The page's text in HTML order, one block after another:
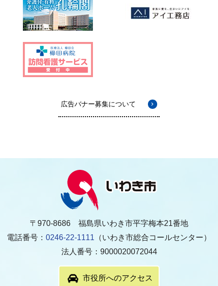
広告バナー募集について
〒970-8686 福島県いわき市平字梅本21番地
電話番号： 0246-22-1111 （いわき市総合コールセンター）
法人番号：9000020072044
市役所へのアクセス